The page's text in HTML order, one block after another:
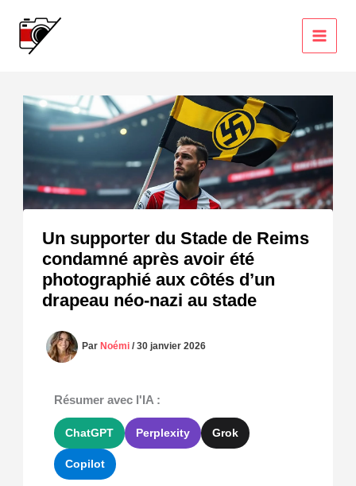
contenu
Un supporter du Stade de Reims
condamné après avoir été
photographié aux côtés d’un
drapeau néo-nazi au stade
ParNoémi/30 janvier 2026
Résumer avec l'IA :
ChatGPT Perplexity Grok
Copilot